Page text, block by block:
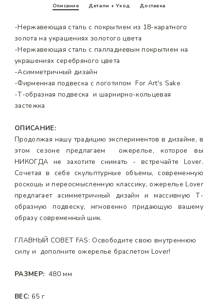
Описание Детали + Уход Доставка
-Нержавеющая сталь с покрытием из 18-каратного
золота на украшениях золотого цвета
-Нержавеющая сталь с палладиевым покрытием на
украшениях серебряного цвета
-Асимметричный дизайн
-Фирменная подвеска с логотипом For Art's Sake
-Т-образная подвеска и шарнирно-кольцевая
застежка
ОПИСАНИЕ:
Продолжая нашу традицию экспериментов в дизайне, в
этом сезоне предлагаем ожерелье, которое вы
НИКОГДА не захотите снимать - встречайте Lover.
Сочетая в себе скульптурные объемы, современную
роскошь и переосмысленную классику, ожерелье Lover
предлагает асимметричный дизайн и массивную Т-
образную подвеску, мгновенно придающую вашему
образу современный шик.
ГЛАВНЫЙ СОВЕТ FAS: Освободите свою внутреннюю
силу и дополните ожерелье браслетом Lover!
РАЗМЕР: 480 мм
ВЕС: 65 г